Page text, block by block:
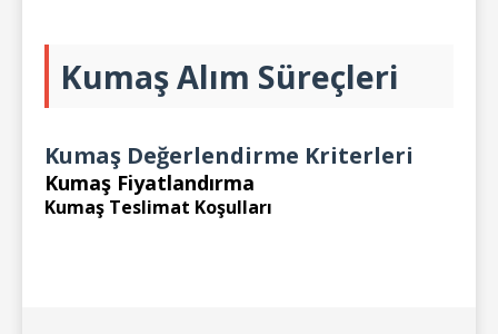
Kumaş Alım Süreçleri
Kumaş Değerlendirme Kriterleri
Kumaş Fiyatlandırma
Kumaş Teslimat Koşulları